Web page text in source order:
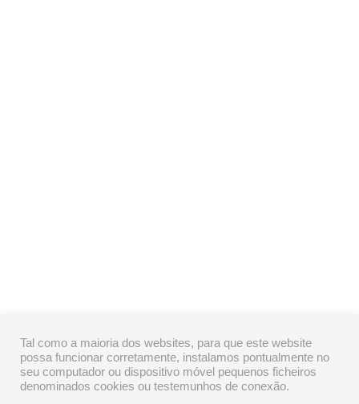
Tal como a maioria dos websites, para que este website
possa funcionar corretamente, instalamos pontualmente no
seu computador ou dispositivo móvel pequenos ficheiros
denominados cookies ou testemunhos de conexão.